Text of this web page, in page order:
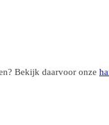
Bekijk daarvoor onze